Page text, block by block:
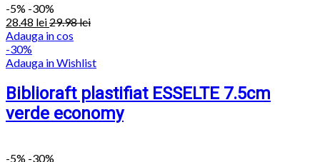
-5% -30%
28.48 lei29.98lei
Adauga in cos
-30%
Adauga in Wishlist
Biblioraft plastifiat ESSELTE 7.5cm
verde economy
-5% -30%